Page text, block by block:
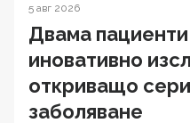
5 авг 2026
Двама
иновативно
откриващо
заболяване